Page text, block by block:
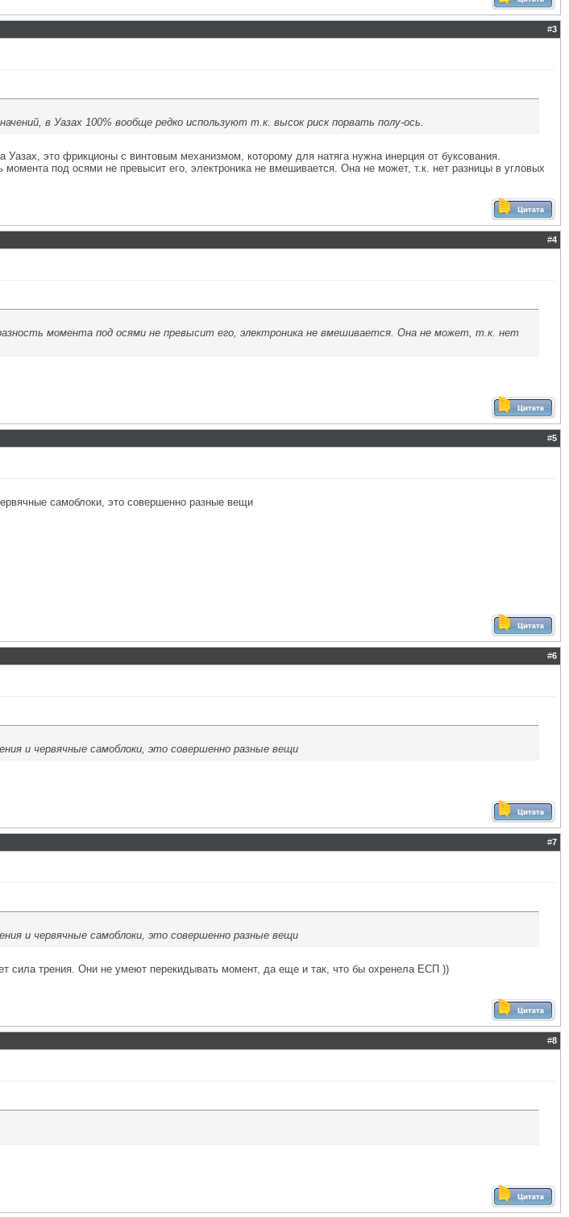
#3
в Уазах 100% вообще редко используют т.к. высок риск порвать полу-ось.
это фрикционы с винтовым механизмом, которому для натяга нужна инерция от буксования.
под осями не превысит его, электроника не вмешивается. Она не может, т.к. нет разницы в угловых
#4
момента под осями не превысит его, электроника не вмешивается. Она не может, т.к. нет
#5
самоблоки, это совершенно разные вещи
#6
и червячные самоблоки, это совершенно разные вещи
#7
и червячные самоблоки, это совершенно разные вещи
сила трения. Они не умеют перекидывать момент, да еще и так, что бы охренела ЕСП ))
#8